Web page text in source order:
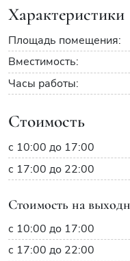
Характеристики
Площадь помещения:
Вместимость:
Часы работы:
Стоимость
с 10:00 до 17:00
с 17:00 до 22:00
Стоимость на
с 10:00 до 17:00
с 17:00 до 22:00